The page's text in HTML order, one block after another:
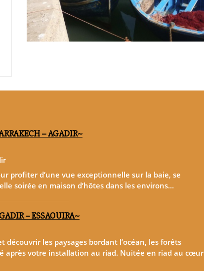
– AGADIR~
profiter d’une vue exceptionnelle sur la baie, se
soirée en maison d’hôtes dans les environs…
– ESSAOUIRA~
découvrir les paysages bordant l’océan, les forêts
après votre installation au riad. Nuitée en riad au cœur